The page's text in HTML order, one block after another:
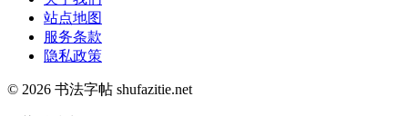
站点地图
服务条款
隐私政策
© 2026 书法字帖 shufazitie.net